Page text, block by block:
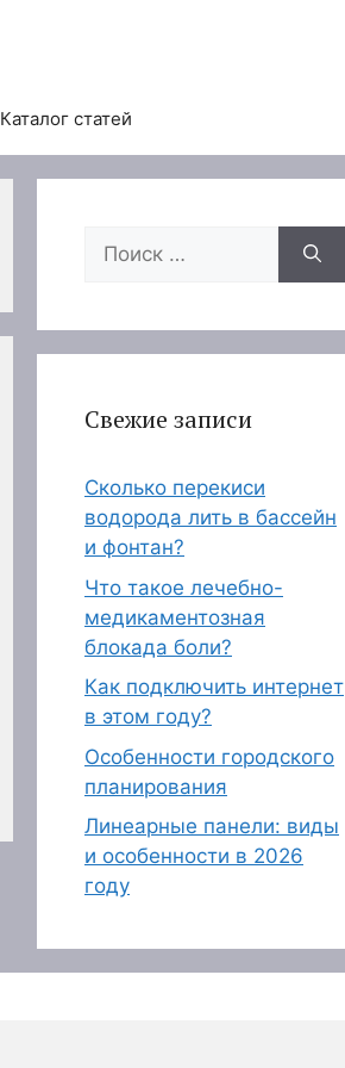
Каталог статей
Поиск:
Свежие записи
Сколько перекиси
водорода лить в бассейн
и фонтан?
Что такое лечебно-
медикаментозная
блокада боли?
Как подключить интернет
в этом году?
Особенности городского
планирования
Линеарные панели: виды
и особенности в 2026
году